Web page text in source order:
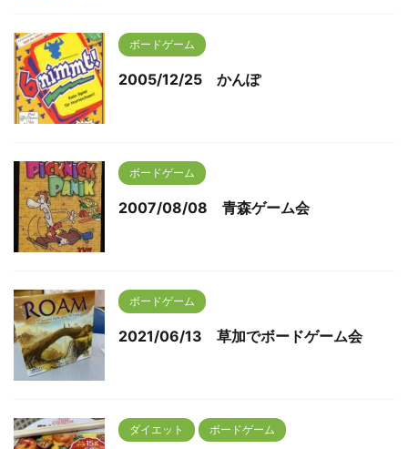
ボードゲーム
2005/12/25 かんぽ
ボードゲーム
2007/08/08 青森ゲーム会
ボードゲーム
2021/06/13 草加でボードゲーム会
ダイエット ボードゲーム